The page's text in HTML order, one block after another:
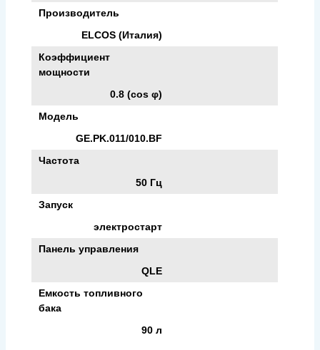
Производитель
ELCOS (Италия)
Коэффициент
мощности
0.8 (cos φ)
Модель
GE.PK.011/010.BF
Частота
50 Гц
Запуск
электростарт
Панель управления
QLE
Емкость топливного
бака
90 л